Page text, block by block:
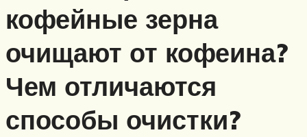
кофейные зерна
очищают от кофеина?
Чем отличаются
способы очистки?